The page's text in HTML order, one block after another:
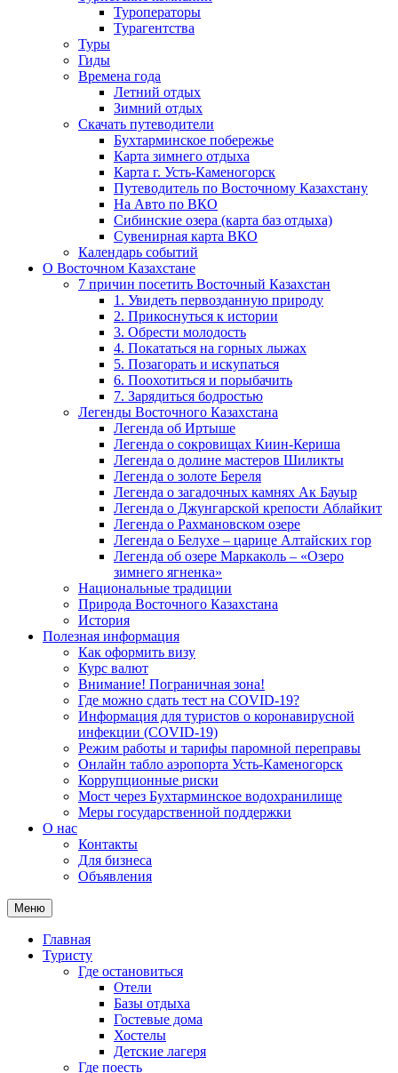
Туроператоры
Турагентства
Туры
Гиды
Времена года
Летний отдых
Зимний отдых
Скачать путеводители
Бухтарминское побережье
Карта зимнего отдыха
Карта г. Усть-Каменогорск
Путеводитель по Восточному Казахстану
На Авто по ВКО
Сибинские озера (карта баз отдыха)
Сувенирная карта ВКО
Календарь событий
О Восточном Казахстане
7 причин посетить Восточный Казахстан
1. Увидеть первозданную природу
2. Прикоснуться к истории
3. Обрести молодость
4. Покататься на горных лыжах
5. Позагорать и искупаться
6. Поохотиться и порыбачить
7. Зарядиться бодростью
Легенды Восточного Казахстана
Легенда об Иртыше
Легенда о сокровищах Киин-Кериша
Легенда о долине мастеров Шиликты
Легенда о золоте Береля
Легенда о загадочных камнях Ак Бауыр
Легенда о Джунгарской крепости Аблайкит
Легенда о Рахмановском озере
Легенда о Белухе – царице Алтайских гор
Легенда об озере Маркаколь – «Озеро
зимнего ягненка»
Национальные традиции
Природа Восточного Казахстана
История
Полезная информация
Как оформить визу
Курс валют
Внимание! Пограничная зона!
Где можно сдать тест на COVID-19?
Информация для туристов о коронавирусной
инфекции (COVID-19)
Режим работы и тарифы паромной переправы
Онлайн табло аэропорта Усть-Каменогорск
Коррупционные риски
Мост через Бухтарминское водохранилище
Меры государственной поддержки
О нас
Контакты
Для бизнеса
Объявления
Меню
Главная
Туристу
Где остановиться
Отели
Базы отдыха
Гостевые дома
Хостелы
Детские лагеря
Где поесть